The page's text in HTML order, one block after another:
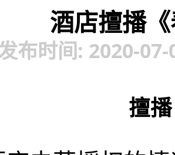
酒店擅播
布时间: 2020-
擅